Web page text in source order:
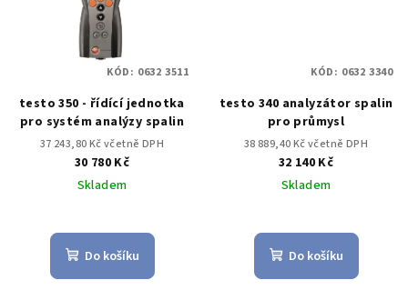
testo 350 - řídící jednotka
pro systém analýzy spalin
37 243,80 Kč včetně DPH
30 780 Kč
Skladem
Do košíku
KÓD: 0632 3511
testo 340 analyzátor spalin
pro průmysl
38 889,40 Kč včetně DPH
32 140 Kč
Skladem
Do košíku
KÓD: 0632 3340